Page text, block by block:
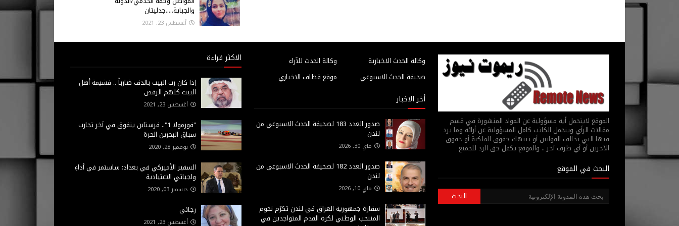
والجباية.....جدليتان
أغسطس 23, 2021
الموقع لايتحمل أية مسؤولية عن المواد المنشورة في قسم
مقالات الرأي ويتحمل الكاتب كامل المسؤولية عن أرائه وما يرد
فيها التي تخالف القوانين أو تنتهك حقوق الملكية أو حقوق
الآخرين أو أي طرف آخر .. والموقع يكفل حق الرد للجميع
البحث في الموقع
وكالة الحدث للآراء
وكالة الحدث الاخبارية
موقع قطاف الاخباري
صحيفة الحدث الاسبوعي
أخر الاخبار
صدور العدد 183 لصحيفة الحدث الاسبوعي من
لندن
ماي 30, 2026
صدور العدد 182 لصحيفة الحدث الاسبوعي من
لندن
ماي 10, 2026
سفارة جمهورية العراق في لندن تكرّم نجوم
المنتخب الوطني لكرة القدم المتواجدين في
الاكثر قراءة
إذا كان رب البيت بالدف ضارباً .. فشيمة أهل
البيت كلهم الرقص
أغسطس 23, 2021
"فورمولا 1".. فرستابن يتفوق في آخر تجارب
سباق البحرين الحرة
نوفمبر 28, 2020
السفير الأميركي في بغداد: ساستمر في أداءِ
واجباتي الاعتيادية
ديسمبر 03, 2020
رجائي
أغسطس 23, 2021